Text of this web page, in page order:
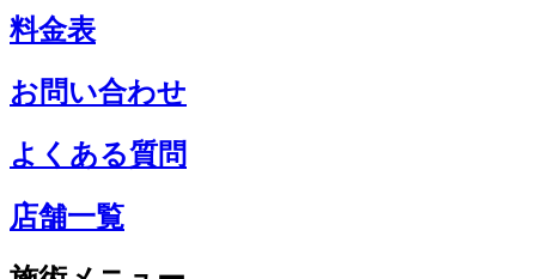
料金表
お問い合わせ
よくある質問
店舗一覧